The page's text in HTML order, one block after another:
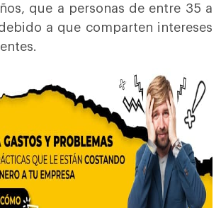
que a personas de entre 35 a
a que comparten intereses